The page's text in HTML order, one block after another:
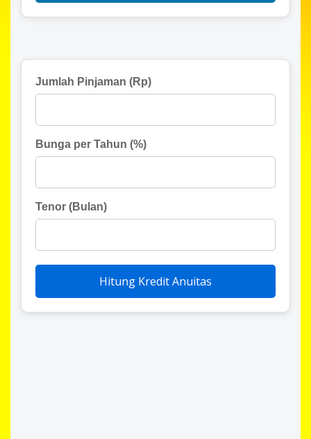
Jumlah Pinjaman (Rp)
Bunga per Tahun (%)
Tenor (Bulan)
Hitung Kredit Anuitas